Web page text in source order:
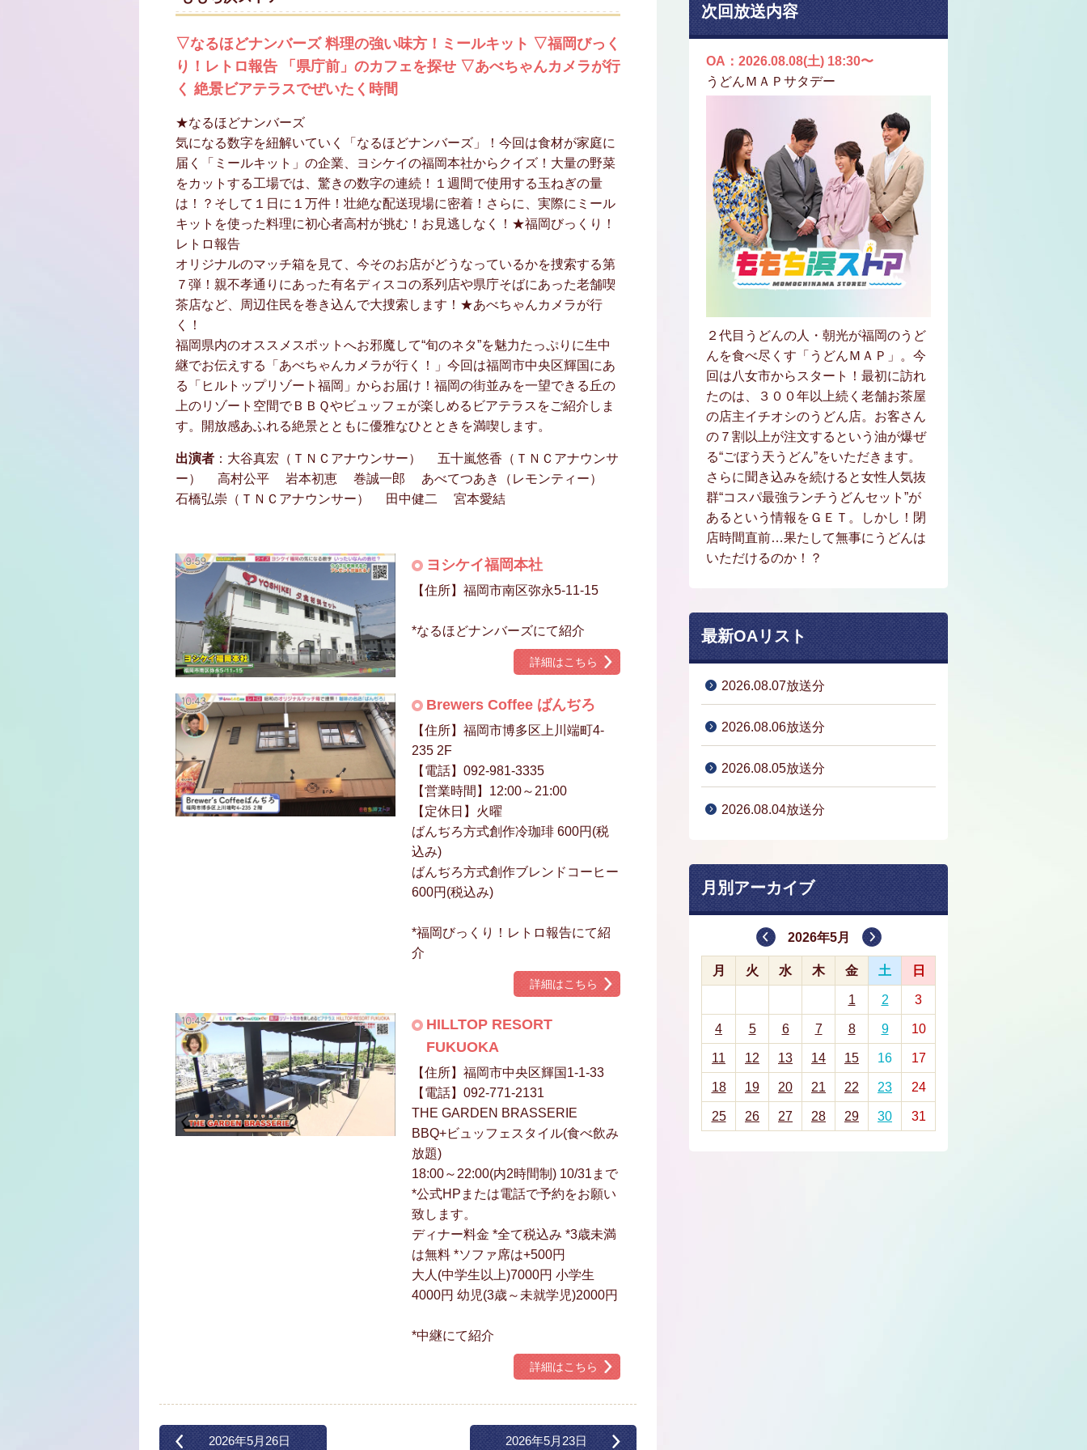
▽なるほどナンバーズ 料理の強い味方！ミールキット ▽福岡びっく
り！レトロ報告 「県庁前」のカフェを探せ ▽あべちゃんカメラが行
く 絶景ビアテラスでぜいたく時間
★なるほどナンバーズ
気になる数字を紐解いていく「なるほどナンバーズ」！今回は食材が家庭に
届く「ミールキット」の企業、ヨシケイの福岡本社からクイズ！大量の野菜
をカットする工場では、驚きの数字の連続！１週間で使用する玉ねぎの量
は！？そして１日に１万件！壮絶な配送現場に密着！さらに、実際にミール
キットを使った料理に初心者高村が挑む！お見逃しなく！★福岡びっくり！
レトロ報告
オリジナルのマッチ箱を見て、今そのお店がどうなっているかを捜索する第
７弾！親不孝通りにあった有名ディスコの系列店や県庁そばにあった老舗喫
茶店など、周辺住民を巻き込んで大捜索します！★あべちゃんカメラが行
く！
福岡県内のオススメスポットへお邪魔して“旬のネタ”を魅力たっぷりに生中
継でお伝えする「あべちゃんカメラが行く！」今回は福岡市中央区輝国にあ
る「ヒルトップリゾート福岡」からお届け！福岡の街並みを一望できる丘の
上のリゾート空間でＢＢＱやビュッフェが楽しめるビアテラスをご紹介しま
す。開放感あふれる絶景とともに優雅なひとときを満喫します。
出演者 ：大谷真宏（ＴＮＣアナウンサー） 五十嵐悠香（ＴＮＣアナウンサ
ー） 高村公平 岩本初恵 巻誠一郎 あべてつあき（レモンティー）
石橋弘崇（ＴＮＣアナウンサー） 田中健二 宮本愛結
ヨシケイ福岡本社
【住所】福岡市南区弥永5-11-15
*なるほどナンバーズにて紹介
詳細はこちら
Brewers Coffee ばんぢろ
【住所】福岡市博多区上川端町4-
235 2F
【電話】092-981-3335
【営業時間】12:00～21:00
【定休日】火曜
ばんぢろ方式創作冷珈琲 600円(税
込み)
ばんぢろ方式創作ブレンドコーヒー
600円(税込み)
*福岡びっくり！レトロ報告にて紹
介
詳細はこちら
HILLTOP RESORT
FUKUOKA
【住所】福岡市中央区輝国1-1-33
【電話】092-771-2131
THE GARDEN BRASSERIE
BBQ+ビュッフェスタイル(食べ飲み
放題)
18:00～22:00(内2時間制) 10/31まで
*公式HPまたは電話で予約をお願い
致します。
ディナー料金 *全て税込み *3歳未満
は無料 *ソファ席は+500円
大人(中学生以上)7000円 小学生
4000円 幼児(3歳～未就学児)2000円
*中継にて紹介
詳細はこちら
2026年5月26日 2026年5月23日
次回放送内容
OA：2026.08.08(土) 18:30〜
うどんＭＡＰサタデー
２代目うどんの人・朝光が福岡のうど
んを食べ尽くす「うどんＭＡＰ」。今
回は八女市からスタート！最初に訪れ
たのは、３００年以上続く老舗お茶屋
の店主イチオシのうどん店。お客さん
の７割以上が注文するという油が爆ぜ
る“ごぼう天うどん”をいただきます。
さらに聞き込みを続けると女性人気抜
群“コスパ最強ランチうどんセット”が
あるという情報をＧＥＴ。しかし！閉
店時間直前…果たして無事にうどんは
いただけるのか！？
最新OAリスト
2026.08.07放送分
2026.08.06放送分
2026.08.05放送分
2026.08.04放送分
月別アーカイブ
2026年5月
月 火 水 木 金 土 日
1 2 3
4 5 6 7 8 9 10
11 12 13 14 15 16 17
18 19 20 21 22 23 24
25 26 27 28 29 30 31